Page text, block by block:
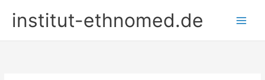
Inhaltinstitut-ethnomed.de